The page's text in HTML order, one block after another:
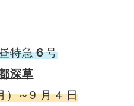
特急６号
深草
）～9 月 4 日